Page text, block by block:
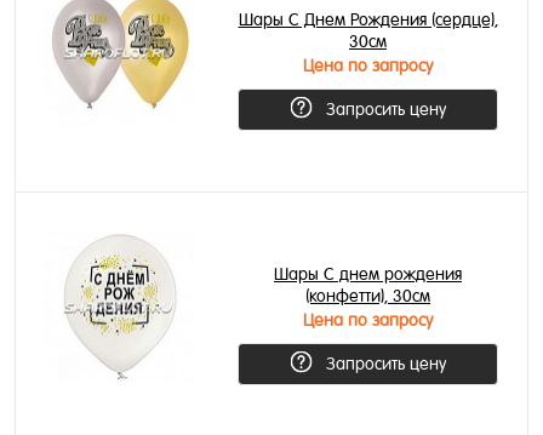
Шары С Днем Рождения (сердце),
30см
Цена по запросу
Запросить цену
Шары С днем рождения
(конфетти), 30см
Цена по запросу
Запросить цену